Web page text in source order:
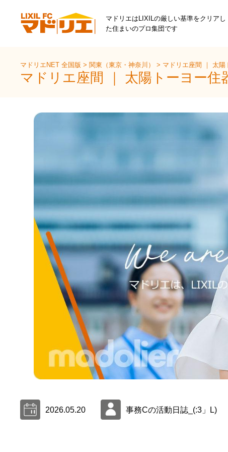
マドリエはLIXILの厳しい基準をクリアし
た住まいのプロ集団です
マドリエNET 全国版>関東（東京・神奈川）> マドリエ座間 ｜ 太陽
マドリエ座間 ｜ 太陽トーヨー住
2026.05.20 事務Cの活動日誌_(:3」L)